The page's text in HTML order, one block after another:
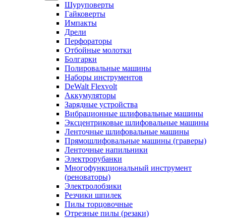
Шуруповерты
Гайковерты
Импакты
Дрели
Перфораторы
Отбойные молотки
Болгарки
Полировальные машины
Наборы инструментов
DeWalt Flexvolt
Аккумуляторы
Зарядные устройства
Вибрационные шлифовальные машины
Эксцентриковые шлифовальные машины
Ленточные шлифовальные машины
Прямошлифовальные машины (граверы)
Ленточные напильники
Электрорубанки
Многофункциональный инструмент
(реноваторы)
Электролобзики
Резчики шпилек
Пилы торцовочные
Отрезные пилы (резаки)